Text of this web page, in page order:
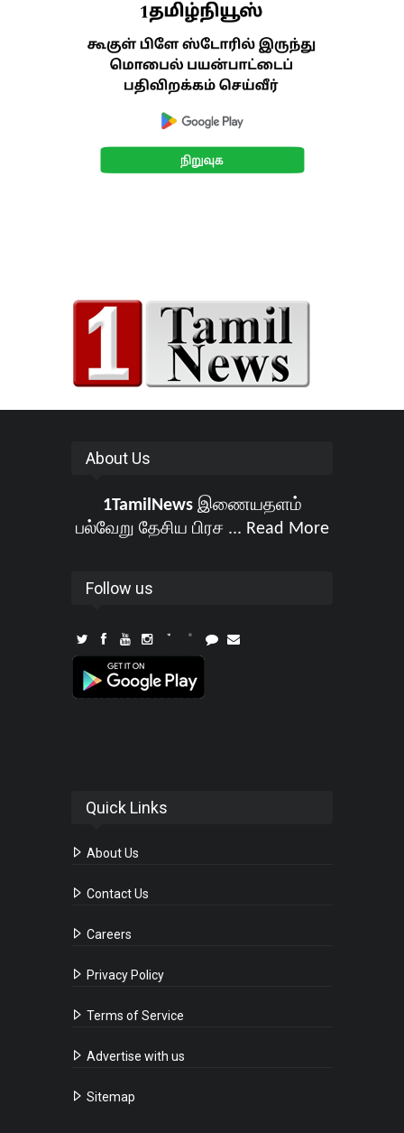
About Us
1TamilNewsஇணையதளம்
பல்வேறு தேசிய பிரச ... Read More
Follow us
Quick Links
About Us
Contact Us
Careers
Privacy Policy
Terms of Service
Advertise with us
Sitemap